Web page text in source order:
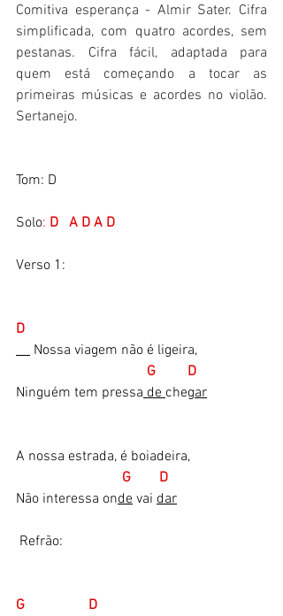
Comitiva esperança - Almir Sater. Cifra
simplificada, com quatro acordes, sem
pestanas. Cifra fácil, adaptada para
quem está começando a tocar as
primeiras músicas e acordes no violão.
Sertanejo.
Tom: D
Solo: D   A D A D
Verso 1:
D
Nossa viagem não é ligeira,
   G         D
Ninguém tem pressa de chegar
A nossa estrada, é boiadeira,
G        D
Não interessa onde vai dar​
Refrão:
G                  D